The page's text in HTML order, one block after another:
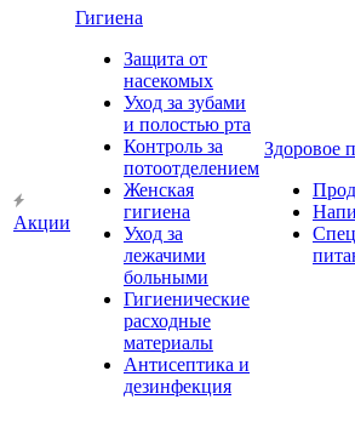
Акции
Гигиена
Защита от
насекомых
Уход за зубами
и полостью рта
Контроль за
потоотделением
Женская
гигиена
Уход за
лежачими
больными
Гигиенические
расходные
материалы
Антисептика и
дезинфекция
Здоровое